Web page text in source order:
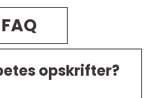
FAQ
opskrifter?